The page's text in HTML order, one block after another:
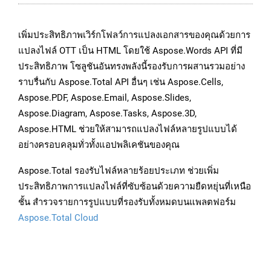
เพิ่มประสิทธิภาพเวิร์กโฟลว์การแปลงเอกสารของคุณด้วยการ
แปลงไฟล์ OTT เป็น HTML โดยใช้ Aspose.Words API ที่มี
ประสิทธิภาพ โซลูชันอันทรงพลังนี้รองรับการผสานรวมอย่าง
ราบรื่นกับ Aspose.Total API อื่นๆ เช่น Aspose.Cells,
Aspose.PDF, Aspose.Email, Aspose.Slides,
Aspose.Diagram, Aspose.Tasks, Aspose.3D,
Aspose.HTML ช่วยให้สามารถแปลงไฟล์หลายรูปแบบได้
อย่างครอบคลุมทั่วทั้งแอปพลิเคชันของคุณ
Aspose.Total รองรับไฟล์หลายร้อยประเภท ช่วยเพิ่ม
ประสิทธิภาพการแปลงไฟล์ที่ซับซ้อนด้วยความยืดหยุ่นที่เหนือ
ชั้น สำรวจรายการรูปแบบที่รองรับทั้งหมดบนแพลตฟอร์ม
Aspose.Total Cloud